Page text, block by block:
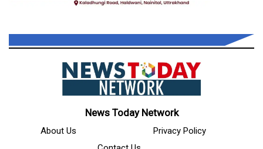
News Today Network
About Us
Privacy Policy